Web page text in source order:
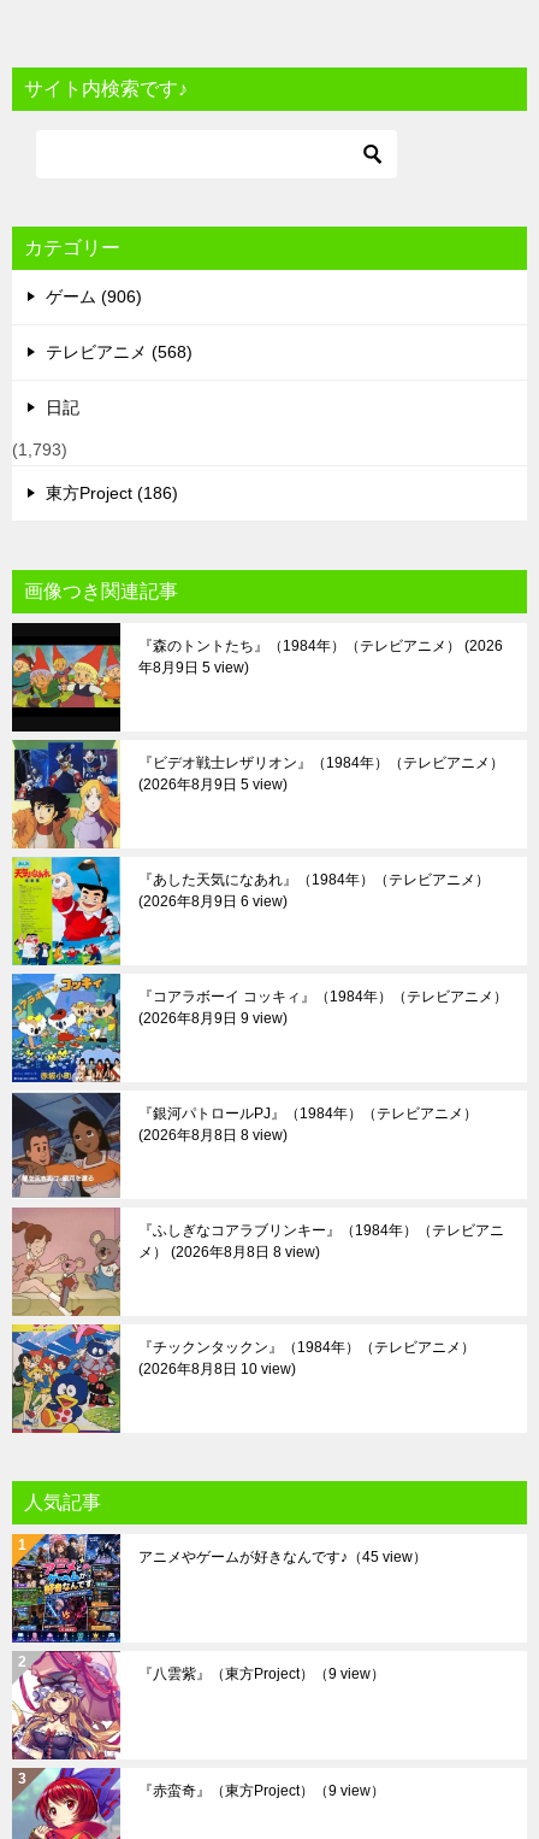
サイト内検索です♪
カテゴリー
ゲーム (906)
テレビアニメ (568)
日記
(1,793)
東方Project (186)
画像つき関連記事
『森のトントたち』（1984年）（テレビアニメ）
2026
年8月9日 5 view
『ビデオ戦士レザリオン』（1984年）（テレビアニメ）
2026年8月9日 5 view
『あした天気になあれ』（1984年）（テレビアニメ）
2026年8月9日 6 view
『コアラボーイ コッキィ』（1984年）（テレビアニメ）
2026年8月9日 9 view
『銀河パトロールPJ』（1984年）（テレビアニメ）
2026年8月8日 8 view
『ふしぎなコアラブリンキー』（1984年）（テレビアニ
メ）
2026年8月8日 8 view
『チックンタックン』（1984年）（テレビアニメ）
2026年8月8日 10 view
人気記事
アニメやゲームが好きなんです♪ （45 view）
『八雲紫』（東方Project） （9 view）
『赤蛮奇』（東方Project） （9 view）